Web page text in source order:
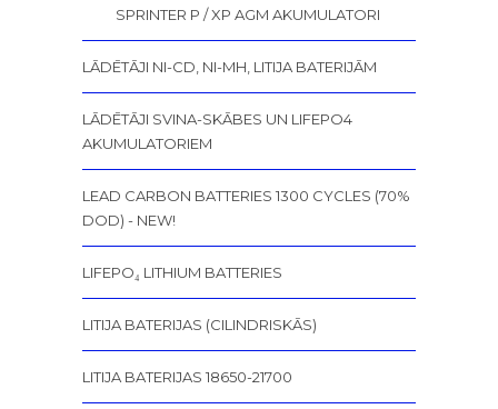
SPRINTER P / XP AGM AKUMULATORI
LĀDĒTĀJI NI-CD, NI-MH, LITIJA BATERIJĀM
LĀDĒTĀJI SVINA-SKĀBES UN LIFEPO4
AKUMULATORIEM
LEAD CARBON BATTERIES 1300 CYCLES (70%
DOD) - NEW!
LIFEPO₄ LITHIUM BATTERIES
LITIJA BATERIJAS (CILINDRISKĀS)
LITIJA BATERIJAS 18650-21700